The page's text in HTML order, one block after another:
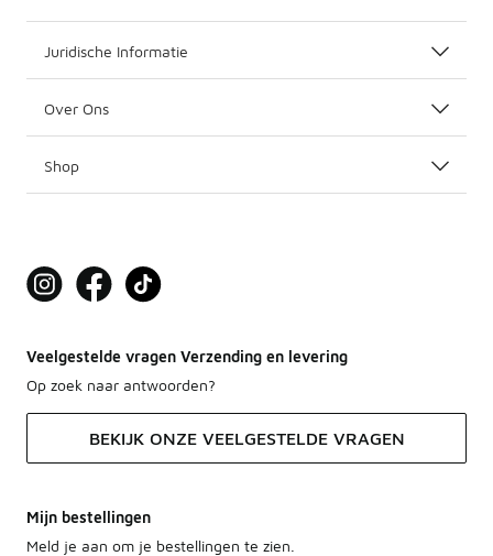
Wij bij Foot Locker willen jou niet alleen de beste
Juridische Informatie
Over Ons
Shop
Veelgestelde vragen Verzending en levering
Op zoek naar antwoorden?
BEKIJK ONZE VEELGESTELDE VRAGEN
Mijn bestellingen
Meld je aan om je bestellingen te zien.